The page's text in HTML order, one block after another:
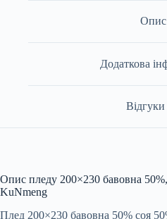
Опис
Додаткова
Опис пледу 200×230 бавовна
KuNmeng
Плед 200×230 бавовна 50% соя